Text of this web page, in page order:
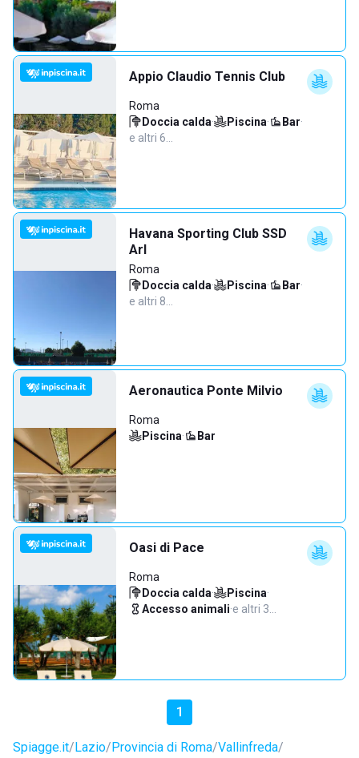
Appio Claudio Tennis Club
Roma
Doccia calda· Piscina· Bar·
e altri 6…
Havana Sporting Club SSD
Arl
Roma
Doccia calda· Piscina· Bar·
e altri 8…
Aeronautica Ponte Milvio
Roma
Piscina· Bar
Oasi di Pace
Roma
Doccia calda· Piscina·
Accesso animali·e altri 3…
1
Spiagge.it Lazio Provincia di Roma Vallinfreda